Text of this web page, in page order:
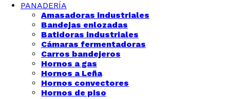
PANADERÍA
Amasadoras industriales
Bandejas enlozadas
Batidoras industriales
Cámaras fermentadoras
Carros bandejeros
Hornos a gas
Hornos a Leña
Hornos convectores
Hornos de piso